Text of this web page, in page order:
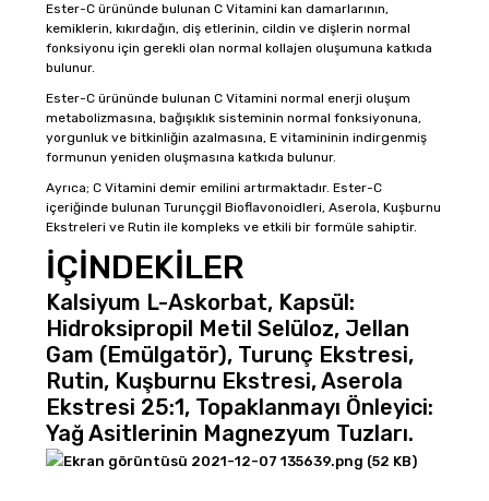
Ester-C ürününde bulunan C Vitamini kan damarlarının,
kemiklerin, kıkırdağın, diş etlerinin, cildin ve dişlerin normal
fonksiyonu için gerekli olan normal kollajen oluşumuna katkıda
bulunur.
Ester-C ürününde bulunan C Vitamini normal enerji oluşum
metabolizmasına, bağışıklık sisteminin normal fonksiyonuna,
yorgunluk ve bitkinliğin azalmasına, E vitamininin indirgenmiş
formunun yeniden oluşmasına katkıda bulunur.
Ayrıca; C Vitamini demir emilini artırmaktadır. Ester-C
içeriğinde bulunan Turunçgil Bioflavonoidleri, Aserola, Kuşburnu
Ekstreleri ve Rutin ile kompleks ve etkili bir formüle sahiptir.
İÇİNDEKİLER
Kalsiyum L-Askorbat, Kapsül:
Hidroksipropil Metil Selüloz, Jellan
Gam (Emülgatör), Turunç Ekstresi,
Rutin, Kuşburnu Ekstresi, Aserola
Ekstresi 25:1, Topaklanmayı Önleyici:
Yağ Asitlerinin Magnezyum Tuzları.